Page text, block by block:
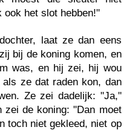
ook het slot hebben!"
laat ze dan eens
bij de koning komen, en
was, en hij zei, hij wou
ze dat raden kon, dan
Ze zei dadelijk: "Ja,"
zei de koning: "Dan moet
toch niet gekleed, niet op